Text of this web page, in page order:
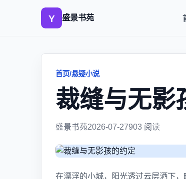
盛景书苑
首页/悬疑小说
裁缝与无影
盛景书苑2026-07-27903 阅读
在漂浮的小城，阳光透过云层洒下